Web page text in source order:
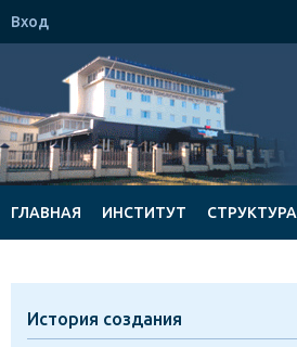
Вход
ГЛАВНАЯ ИНСТИТУТ СТРУКТУРА
История создания